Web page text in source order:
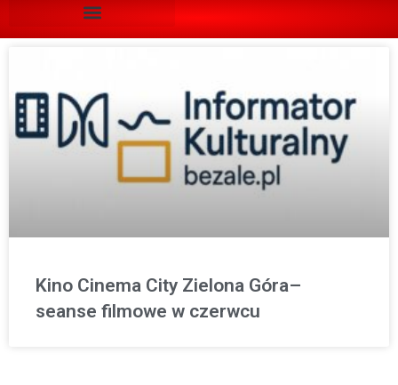
Kino Cinema City Zielona Góra–
seanse filmowe w czerwcu